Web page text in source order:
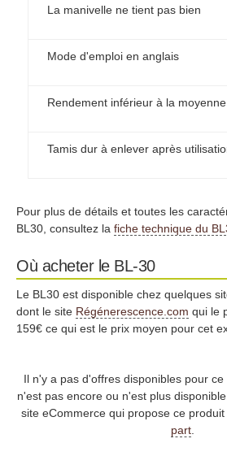
La manivelle ne tient pas bien
Mode d'emploi en anglais
Rendement inférieur à la moyenne
Tamis dur à enlever après
Pour plus de détails et toutes les
BL30, consultez la fiche technique du
Où acheter le BL-30
Le BL30 est disponible chez quelques
dont le site Régénerescence.com qui le
159€ ce qui est le prix moyen pour cet
Il n'y a pas d'offres disponibles pour
n'est pas encore ou n'est plus
site eCommerce qui propose ce
part.